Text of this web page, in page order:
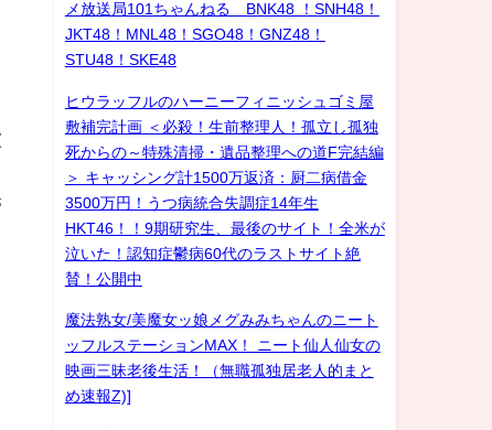
メ放送局101ちゃんねる BNK48 ！SNH48！
JKT48！MNL48！SGO48！GNZ48！
STU48！SKE48
ヒウラッフルのハーニーフィニッシュゴミ屋
敷補完計画 ＜必殺！生前整理人！孤立し孤独
死からの～特殊清掃・遺品整理への道F完結編
＞ キャッシング計1500万返済：厨二病借金
3500万円！うつ病統合失調症14年生
HKT46！！9期研究生、最後のサイト！全米が
泣いた！認知症鬱病60代のラストサイト絶
賛！公開中
魔法熟女/美魔女ッ娘メグみみちゃんのニート
ッフルステーションMAX！ ニート仙人仙女の
映画三昧老後生活！（無職孤独居老人的まと
め速報Z)]